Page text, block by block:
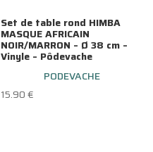
Set de table rond HIMBA
MASQUE AFRICAIN
NOIR/MARRON – Ø 38 cm –
Vinyle – Pôdevache
PODEVACHE
15.90€